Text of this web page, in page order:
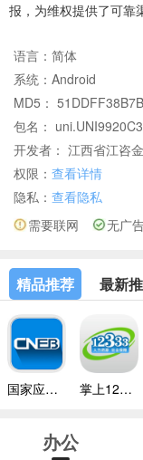
报，为维权提供了可靠
语言： 简体
系统： Android
MD5：
包名：
开发者： 江西省江咨
权限： 查看详情
隐私： 查看隐私
需要联网 无广
精品推荐 最新
国家应急广播app 掌上12333
办公